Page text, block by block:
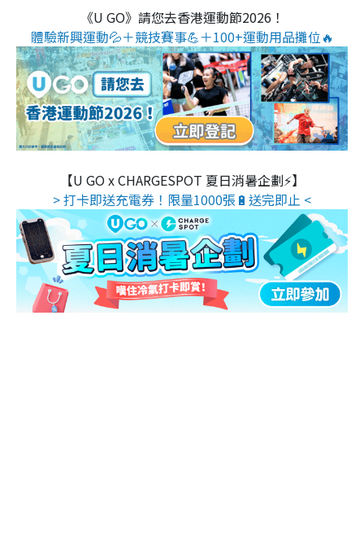
《U GO》請您去香港運動節2026！
體驗新興運動💦＋競技賽事💪＋100+運動用品攤位🔥
【U GO x CHARGESPOT 夏日消暑企劃⚡】
> 打卡即送充電券！限量1000張🔋送完即止 <